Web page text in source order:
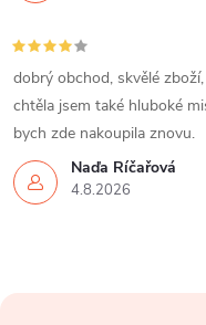
Naďa Říčařová
4.8.2026
dobrý obchod, skvělé
chtěla jsem také hluboké
bych zde nakoupila znovu.